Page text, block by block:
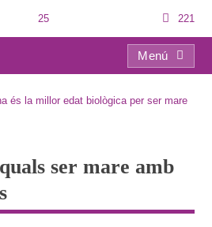
25 221
Menú
és la millor edat biològica per ser mare
ser mare amb